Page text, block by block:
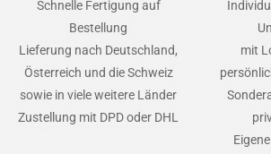
Schnelle Fertigung auf
Bestellung
Lieferung nach Deutschland,
Österreich und die Schweiz
sowie in viele weitere Länder
Zustellung mit DPD oder DHL
mit